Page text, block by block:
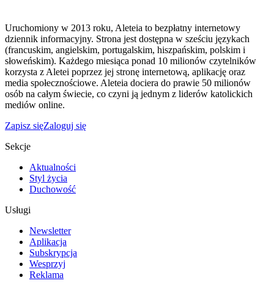
Uruchomiony w 2013 roku, Aleteia to bezpłatny internetowy
dziennik informacyjny. Strona jest dostępna w sześciu językach
(francuskim, angielskim, portugalskim, hiszpańskim, polskim i
słoweńskim). Każdego miesiąca ponad 10 milionów czytelników
korzysta z Aletei poprzez jej stronę internetową, aplikację oraz
media społecznościowe. Aleteia dociera do prawie 50 milionów
osób na całym świecie, co czyni ją jednym z liderów katolickich
mediów online.
Zapisz sięZaloguj się
Sekcje
Aktualności
Styl życia
Duchowość
Usługi
Newsletter
Aplikacja
Subskrypcja
Wesprzyj
Reklama